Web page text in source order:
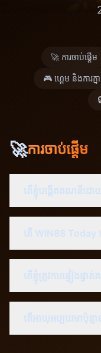
🚀 ការចាប់ផ្តើម
🎮 ហ្គេម និងការភ្
🚀ការចាប់ផ្តើម
តើខ្ញុំបង្កើតគណនីដ
តើ WIN88 Today
តើខ្ញុំត្រូវការផ្ទៀងផ្ទ
តើអាយុអប្បបរមាប៉ុន្ម